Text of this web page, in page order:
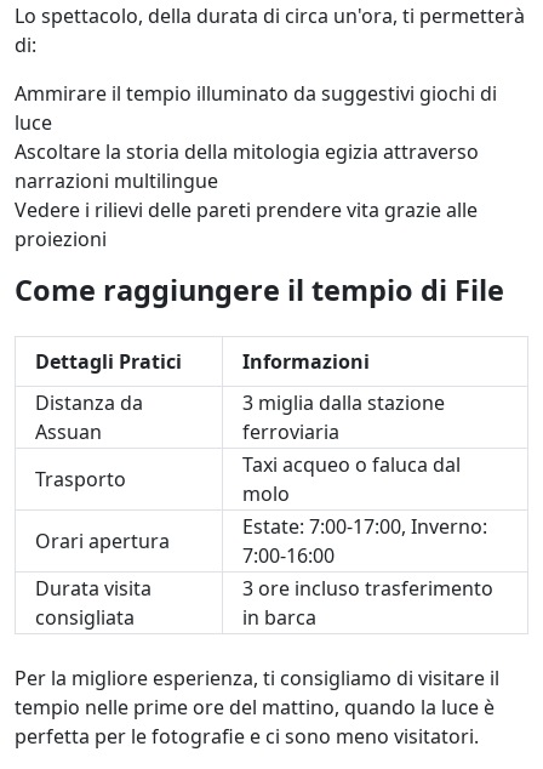
Lo spettacolo, della durata di circa un'ora, ti permetterà
di:
Ammirare il tempio illuminato da suggestivi giochi di
luce
Ascoltare la storia della mitologia egizia attraverso
narrazioni multilingue
Vedere i rilievi delle pareti prendere vita grazie alle
proiezioni
Come raggiungere il tempio di File
Dettagli Pratici
Informazioni
Distanza da
Assuan
3 miglia dalla stazione
ferroviaria
Trasporto
Taxi acqueo o faluca dal
molo
Orari apertura
Estate: 7:00-17:00, Inverno:
7:00-16:00
Durata visita
consigliata
3 ore incluso trasferimento
in barca
Per la migliore esperienza, ti consigliamo di visitare il
tempio nelle prime ore del mattino, quando la luce è
perfetta per le fotografie e ci sono meno visitatori.